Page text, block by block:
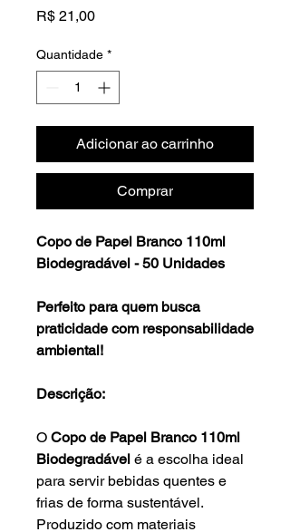
R$ 21,00Preço
Quantidade *
Adicionar ao carrinho
Comprar
Copo de Papel Branco 110ml
Biodegradável - 50 Unidades
Perfeito para quem busca
praticidade com responsabilidade
ambiental!
Descrição:
O Copo de Papel Branco 110ml
Biodegradável é a escolha ideal
para servir bebidas quentes e
frias de forma sustentável.
Produzido com materiais